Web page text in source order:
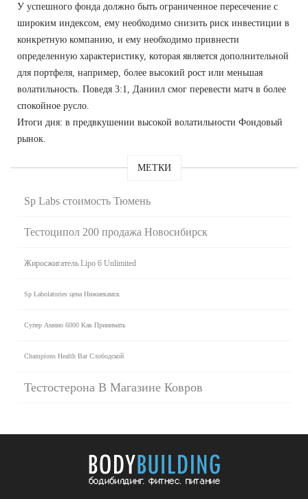
У успешного фонда должно быть ограниченное пересечение с
широким индексом, ему необходимо снизить риск инвестиции в
конкретную компанию, и ему необходимо привнести
определенную характеристику, которая является дополнительной
для портфеля, например, более высокий рост или меньшая
волатильность. Поведя 3:1, Даниил смог перевести матч в более
спокойное русло.
Итоги дня: в предвкушении высокой волатильности Фондовый
рынок.
МЕТКИ
Sp Labs стоимость Тюмень
Тестоципол 200 продажа Новосибирск
Жиросжигатель Lipo 6 Unlimited
Sp Labolatories цена Нижнекамск
Супер Амино 6000 Как Принимать
Champions Health Bar Слободской
Тестостерона В Магазине Ковров